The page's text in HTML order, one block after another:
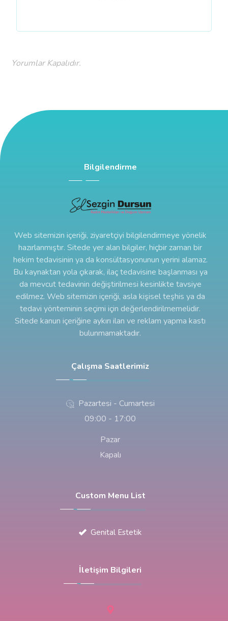
Yorumlar Kapalıdır.
Bilgilendirme
Web sitemizin içeriği, ziyaretçiyi bilgilendirmeye yönelik
hazırlanmıştır. Sitede yer alan bilgiler, hiçbir zaman bir
hekim tedavisinin ya da konsültasyonunun yerini alamaz.
Bu kaynaktan yola çıkarak, ilaç tedavisine başlanması ya
da mevcut tedavinin değiştirilmesi kesinlikte tavsiye
edilmez. Web sitemizin içeriği, asla kişisel teşhis ya da
tedavi yönteminin seçimi için değerlendirilmemelidir.
Sitede kanun içeriğine aykırı ilan ve reklam yapma kastı
bulunmamaktadır.
Çalışma Saatlerimiz
Pazartesi - Cumartesi
09:00 - 17:00
Pazar
Kapalı
Custom Menu List
Genital Estetik
İletişim Bilgileri